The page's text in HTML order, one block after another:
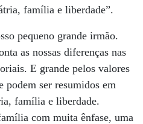
família e liberdade”.
pequeno grande irmão.
as nossas diferenças nas
E grande pelos valores
podem ser resumidos em
família e liberdade.
com muita ênfase, uma